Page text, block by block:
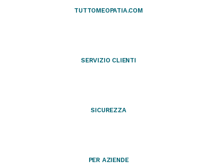
TUTTOMEOPATIA.COM
SERVIZIO CLIENTI
SICUREZZA
PER AZIENDE